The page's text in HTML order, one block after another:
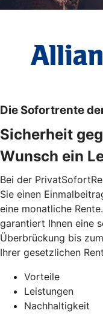
Die Sofortrente
Sicherheit
Wunsch ein
Bei der
Sie einen
eine monatliche
garantiert Ihnen eine
Überbrückung bis
Ihrer gesetzlichen
Vorteile
Leistungen
Nachhaltigkeit